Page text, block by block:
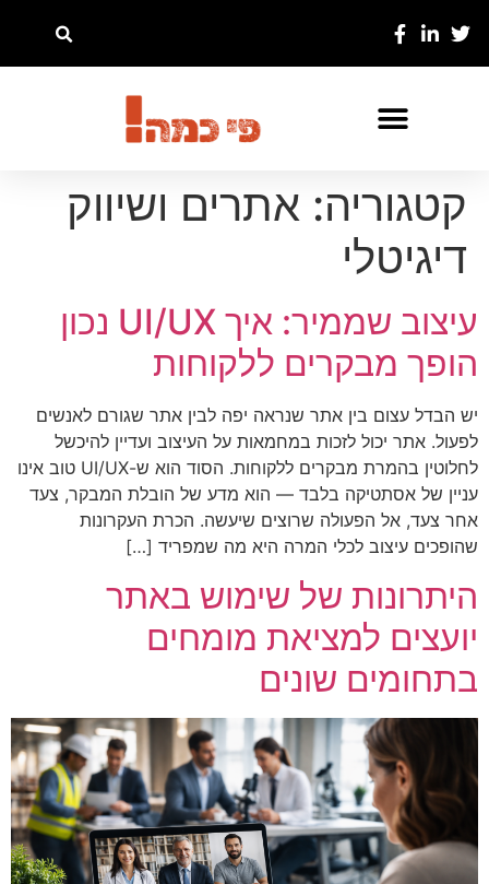
קטגוריה: אתרים ושיווק
דיגיטלי
עיצוב שממיר: איך UI/UX נכון
הופך מבקרים ללקוחות
יש הבדל עצום בין אתר שנראה יפה לבין אתר שגורם לאנשים
לפעול. אתר יכול לזכות במחמאות על העיצוב ועדיין להיכשל
לחלוטין בהמרת מבקרים ללקוחות. הסוד הוא ש-UI/UX טוב אינו
עניין של אסתטיקה בלבד — הוא מדע של הובלת המבקר, צעד
אחר צעד, אל הפעולה שרוצים שיעשה. הכרת העקרונות
שהופכים עיצוב לכלי המרה היא מה שמפריד […]
היתרונות של שימוש באתר
יועצים למציאת מומחים
בתחומים שונים